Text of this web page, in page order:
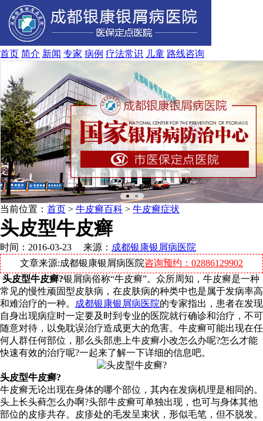
首页 简介 新闻 专家 病例 疗法常识 儿童 路线咨询
当前位置： 首页 > 牛皮癣百科 > 牛皮癣症状
头皮型牛皮癣
时间：2016-03-23 来源： 成都银康银屑病医院
文章来源:成都银康银屑病医院咨询预约：02886129902
头皮型牛皮癣?银屑病俗称“牛皮癣”。众所周知，牛皮癣是一种
常见的慢性顽固型皮肤病，在皮肤病的种类中也是属于发病率高
和难治疗的一种。
成都银康银屑病医院的专家指出，患者在发现
自身出现病症时一定要及时到专业的医院就行确诊和治疗，不可
随意对待，以免耽误治疗造成更大的危害。牛皮癣可能出现在任
何人群任何部位，那么头部患上牛皮癣小改怎么办呢?怎么才能
快速有效的治疗呢?一起来了解一下详细的信息吧。
头皮型牛皮癣?
牛皮癣无论出现在身体的哪个部位，其内在发病机理是相同的。
头上长头藓怎么办啊?头部牛皮癣可单独出现，也可与身体其他
部位的皮疹共存。皮疹处的毛发呈束状，形似毛笔，但不脱发。